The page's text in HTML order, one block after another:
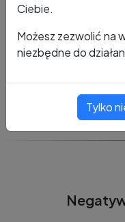
Ciebie.
Możesz zezwolić na
niezbędne do
Tylko